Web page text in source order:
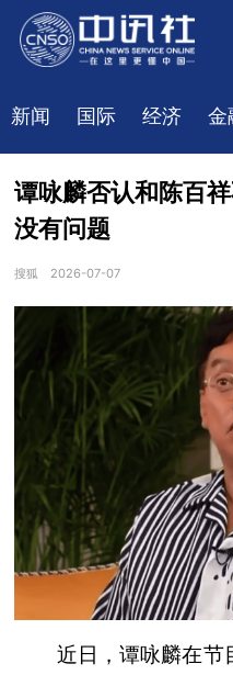
新闻 国际 经济 金
谭咏麟否认和陈百
没有问题
搜狐 2026-07-07
近日，谭咏麟在节